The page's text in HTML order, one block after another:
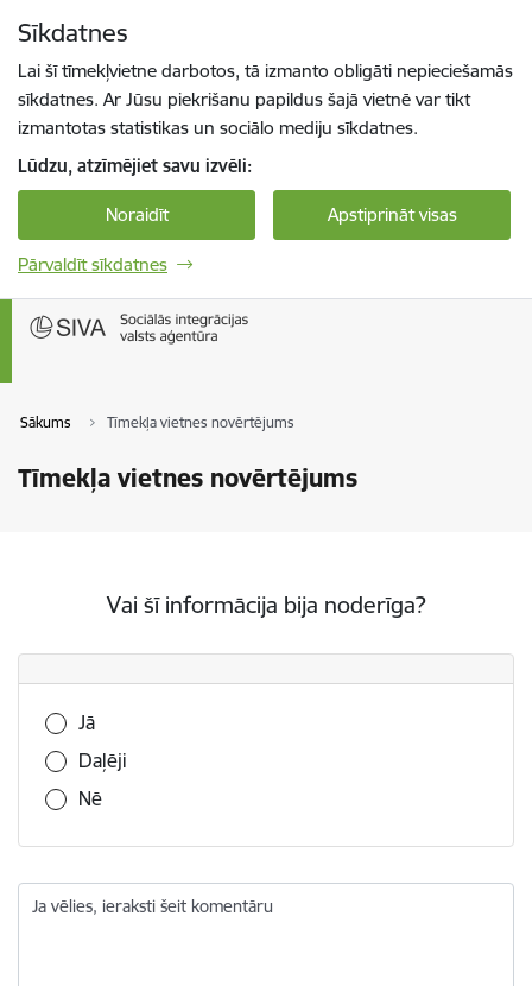
Sīkdatnes
Lai šī tīmekļvietne darbotos, tā izmanto obligāti nepieciešamās
sīkdatnes. Ar Jūsu piekrišanu papildus šajā vietnē var tikt
izmantotas statistikas un sociālo mediju sīkdatnes.
Lūdzu, atzīmējiet savu izvēli:
Noraidīt Apstiprināt visas
Pārvaldīt sīkdatnes
Sākums Tīmekļa vietnes novērtējums
Tīmekļa vietnes novērtējums
Vai šī informācija bija noderīga?
Vai šī informācija bija noderīga?
Jā
Daļēji
Nē
Ja vēlies, ieraksti šeit komentāru